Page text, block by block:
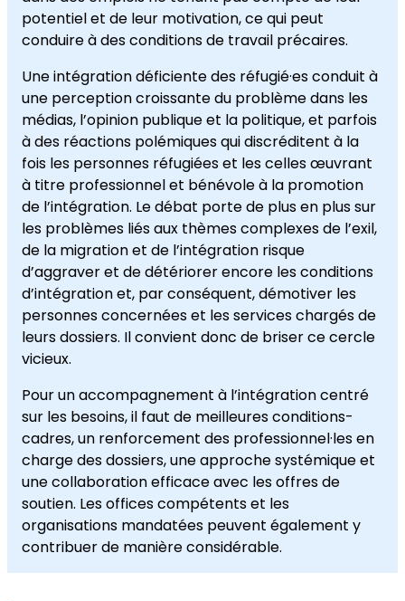
potentiel et de leur motivation, ce qui peut
conduire à des conditions de travail précaires.
Une intégration déficiente des réfugié·es conduit à
une perception croissante du problème dans les
médias, l’opinion publique et la politique, et parfois
à des réactions polémiques qui discréditent à la
fois les personnes réfugiées et les celles œuvrant
à titre professionnel et bénévole à la promotion
de l’intégration. Le débat porte de plus en plus sur
les problèmes liés aux thèmes complexes de l’exil,
de la migration et de l’intégration risque
d’aggraver et de détériorer encore les conditions
d’intégration et, par conséquent, démotiver les
personnes concernées et les services chargés de
leurs dossiers. Il convient donc de briser ce cercle
vicieux.
Pour un accompagnement à l’intégration centré
sur les besoins, il faut de meilleures conditions-
cadres, un renforcement des professionnel·les en
charge des dossiers, une approche systémique et
une collaboration efficace avec les offres de
soutien. Les offices compétents et les
organisations mandatées peuvent également y
contribuer de manière considérable.